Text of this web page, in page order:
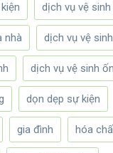
dịch vụ vệ
nhà dịch vụ vệ
dịch vụ vệ sinh
dọn dẹp sự kiện
gia đình hóa